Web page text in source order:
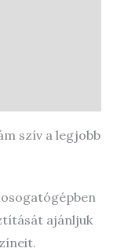
szív a legjobb
ajánljuk